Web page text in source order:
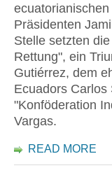
Präsidenten
Stelle setzten
Rettung", ein
Gutiérrez, dem
Ecuadors Carlos
"Konföderation
Vargas.
READ MORE